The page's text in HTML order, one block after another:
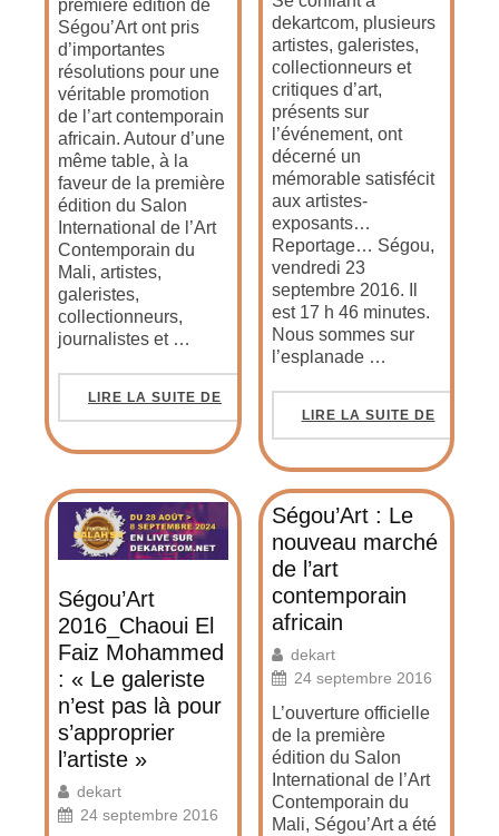
première édition de
Ségou’Art ont pris
d’importantes
résolutions pour une
véritable promotion
de l’art contemporain
africain. Autour d’une
même table, à la
faveur de la première
édition du Salon
International de l’Art
Contemporain du
Mali, artistes,
galeristes,
collectionneurs,
journalistes et …
LIRE LA SUITE DE
dekartcom, plusieurs
artistes, galeristes,
collectionneurs et
critiques d’art,
présents sur
l’événement, ont
décerné un
mémorable satisfécit
aux artistes-
exposants…
Reportage… Ségou,
vendredi 23
septembre 2016. Il
est 17 h 46 minutes.
Nous sommes sur
l’esplanade …
LIRE LA SUITE DE
Ségou’Art
2016_Chaoui El
Faiz Mohammed
: « Le galeriste
n’est pas là pour
s’approprier
l’artiste »
dekart
24 septembre 2016
Ségou’Art : Le
nouveau marché
de l’art
contemporain
africain
dekart
24 septembre 2016
L’ouverture officielle
de la première
édition du Salon
International de l’Art
Contemporain du
Mali, Ségou’Art a été